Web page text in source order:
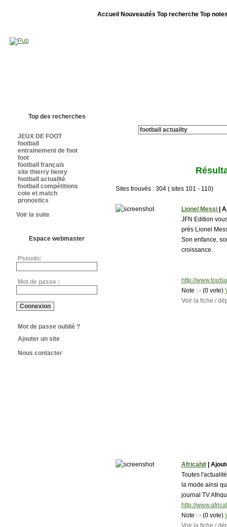
Accueil Nouveautés Top recherche Top
Top des recherches
JEUX DE FOOT
football
entrainement de foot
foot
football français
site thierry henry
football actualité
football compétitions
cote et match
pronostics
Voir la suite
Espace webmaster
Pseudo:
Mot de passe :
Mot de passe oublié ?
Ajouter un site
Nous contacter
Sites trouvés : 304 ( sites 101 - 110)
Lionel Messi
|
JFN Edition
près Lionel
Son enfance,
croissance.
http://
Note : - (0 vote)
Voir la fiche /
Africahit|
Toutes
la mode ainsi
journal TV
http://
Note : - (0 vote)
Voir la fiche /